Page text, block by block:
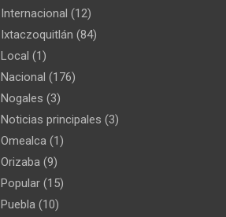
Internacional (12)
Ixtaczoquitlán (84)
Local (1)
Nacional (176)
Nogales (3)
Noticias principales (3)
Omealca (1)
Orizaba (9)
Popular (15)
Puebla (10)